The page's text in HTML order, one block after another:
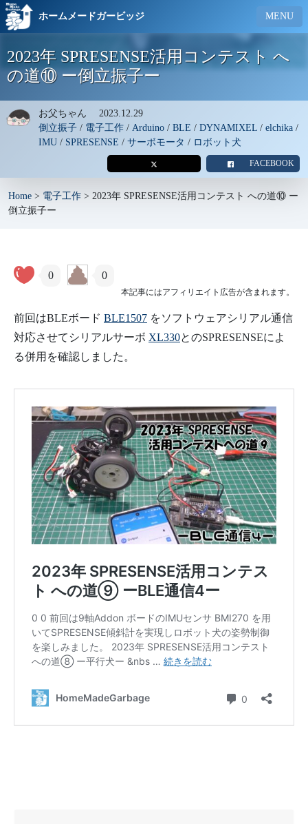
ホームメードガービッジ MENU
2023年 SPRESENSE活用コンテスト へ
の道⑩ ー倒立振子ー
お父ちゃん 2023.12.29
倒立振子 / 電子工作 / Arduino / BLE / DYNAMIXEL / elchika /
IMU / SPRESENSE / サーボモータ / ロボット犬
FACEBOOK
Home > 電子工作 > 2023年 SPRESENSE活用コンテスト への道⑩ ー
倒立振子ー
本記事にはアフィリエイト広告が含まれます。
0 0
前回はBLEボード BLE1507 をソフトウェアシリアル通信
対応させてシリアルサーボ XL330とのSPRESENSEによ
る併用を確認しました。